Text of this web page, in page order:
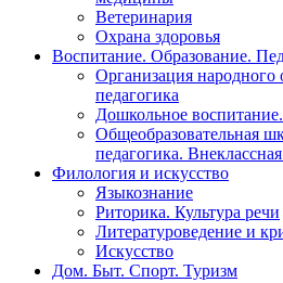
Ветеринария
Охрана здоровья
Воспитание. Образование.
Организация народного
педагогика
Дошкольное
Общеобразовательная
педагогика.
Филология и искусство
Языкознание
Риторика. Культура речи
Литературоведение и
Искусство
Дом. Быт. Спорт. Туризм